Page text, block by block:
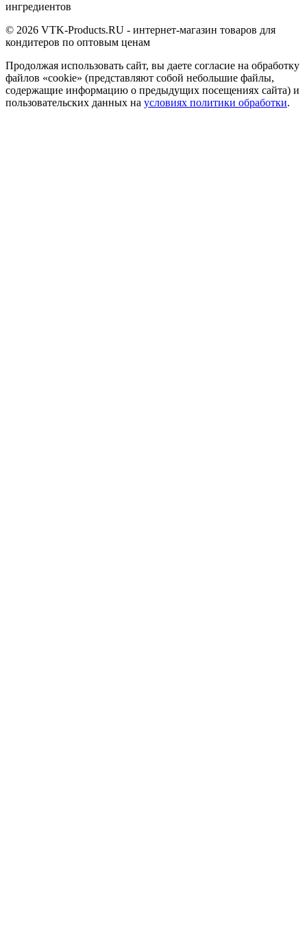
ингредиентов
© 2026 VTK-Products.RU - интернет-магазин товаров для
кондитеров по оптовым ценам
Продолжая использовать сайт, вы даете согласие на обработку
файлов «cookie» (представляют собой небольшие файлы,
содержащие информацию о предыдущих посещениях сайта) и
пользовательских данных на условиях политики обработки.